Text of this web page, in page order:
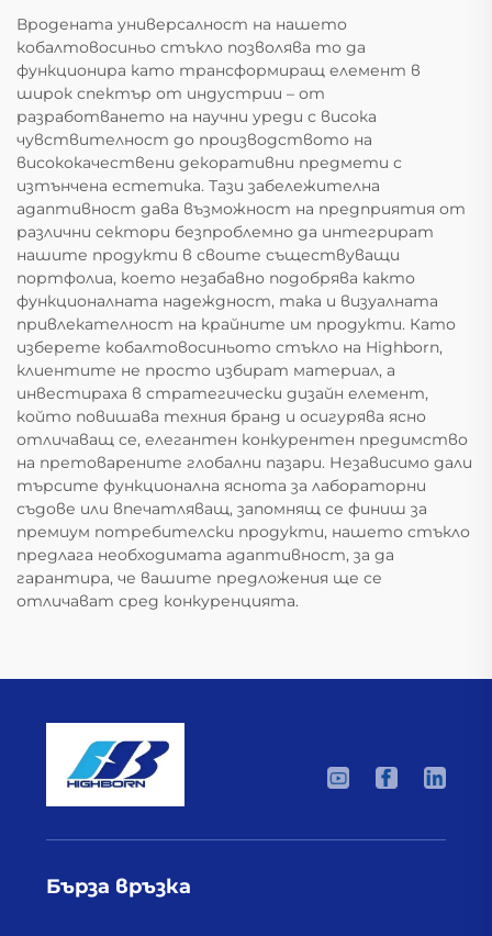
Вродената универсалност на нашето
кобалтовосиньо стъкло позволява то да
функционира като трансформиращ елемент в
широк спектър от индустрии – от
разработването на научни уреди с висока
чувствителност до производството на
висококачествени декоративни предмети с
изтънчена естетика. Тази забележителна
адаптивност дава възможност на предприятия от
различни сектори безпроблемно да интегрират
нашите продукти в своите съществуващи
портфолиа, което незабавно подобрява както
функционалната надеждност, така и визуалната
привлекателност на крайните им продукти. Като
изберете кобалтовосиньото стъкло на Highborn,
клиентите не просто избират материал, а
инвестираха в стратегически дизайн елемент,
който повишава техния бранд и осигурява ясно
отличаващ се, елегантен конкурентен предимство
на претоварените глобални пазари. Независимо дали
търсите функционална яснота за лабораторни
съдове или впечатляващ, запомнящ се финиш за
премиум потребителски продукти, нашето стъкло
предлага необходимата адаптивност, за да
гарантира, че вашите предложения ще се
отличават сред конкуренцията.
Бърза връзка